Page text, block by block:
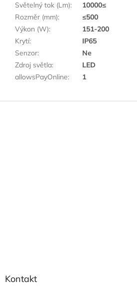
Světelný tok (Lm):
10000≤
Rozměr (mm):
≤500
Výkon (W):
151-200
Krytí:
IP65
Senzor:
Ne
Zdroj světla:
LED
allowsPayOnline: 1
Kontakt